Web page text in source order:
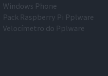
Windows Phone
Pack Raspberry Pi Pplware
Velocímetro do Pplware